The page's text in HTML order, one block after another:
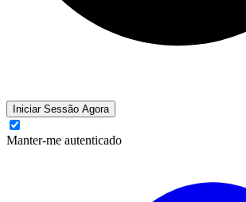
Iniciar Sessão Agora
Manter-me autenticado